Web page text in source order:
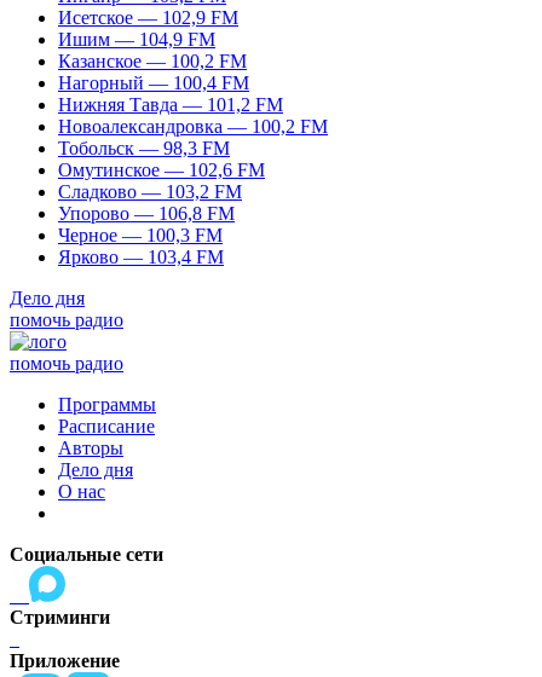
Исетское — 102,9 FM
Ишим — 104,9 FM
Казанское — 100,2 FM
Нагорный — 100,4 FM
Нижняя Тавда — 101,2 FM
Новоалександровка — 100,2 FM
Тобольск — 98,3 FM
Омутинское — 102,6 FM
Сладково — 103,2 FM
Упорово — 106,8 FM
Черное — 100,3 FM
Ярково — 103,4 FM
Дело дня
помочь радио
помочь радио
Программы
Расписание
Авторы
Дело дня
О нас
Социальные сети
Стриминги
Приложение